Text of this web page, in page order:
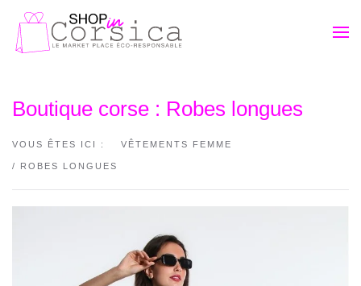
Passer au contenu principal
Boutique corse : Robes longues
VOUS ÊTES ICI : VÊTEMENTS FEMME
/ ROBES LONGUES